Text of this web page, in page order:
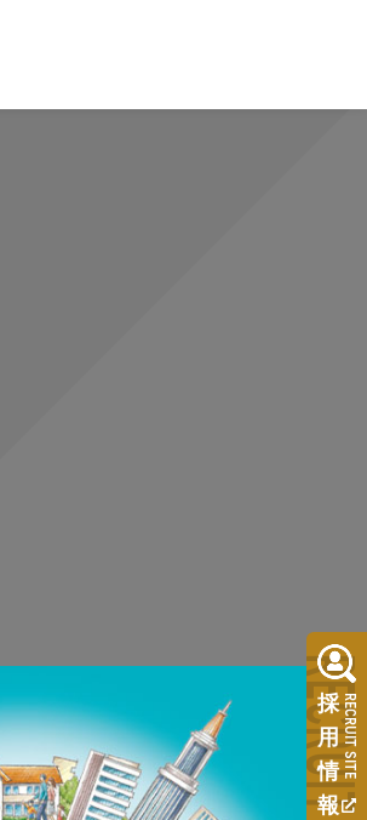
採
用
情
報
RECRUIT SITE